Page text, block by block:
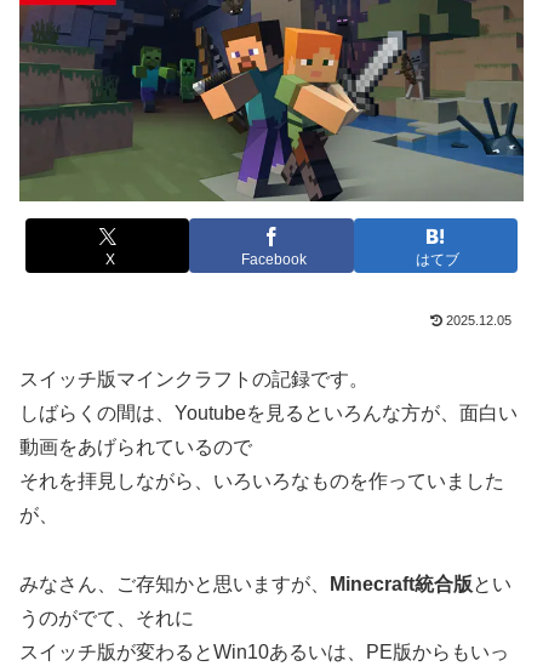
X Facebook はてブ
2025.12.05
スイッチ版マインクラフトの記録です。
動画をあげられているので
それを拝見しながら、いろいろなものを作っていました
が、